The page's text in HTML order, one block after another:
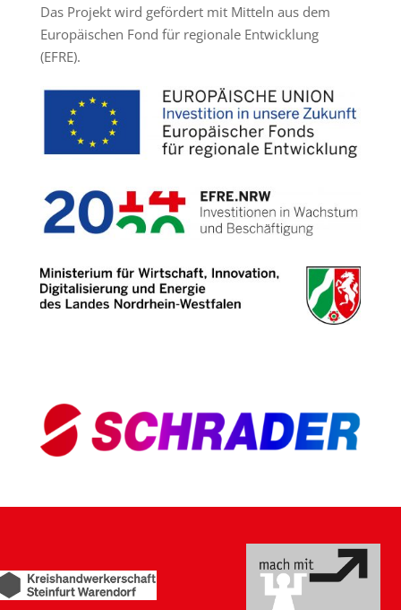
Das Projekt wird gefördert mit Mitteln aus dem
Europäischen Fond für regionale Entwicklung
(EFRE).